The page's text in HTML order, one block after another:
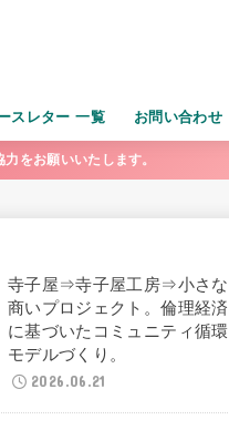
スレター 一覧 お問い合わせ
をお願いいたします。
寺子屋⇒寺子屋工房⇒小さな
商いプロジェクト。倫理経済
に基づいたコミュニティ循環
モデルづくり。
2026.06.21